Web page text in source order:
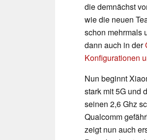
die demnächst
wie die neuen
schon mehrmals
dann auch in der
Konfigurationen
Nun beginnt
stark mit 5G und
seinen 2,6 Ghz
Qualcomm
zeigt nun auch